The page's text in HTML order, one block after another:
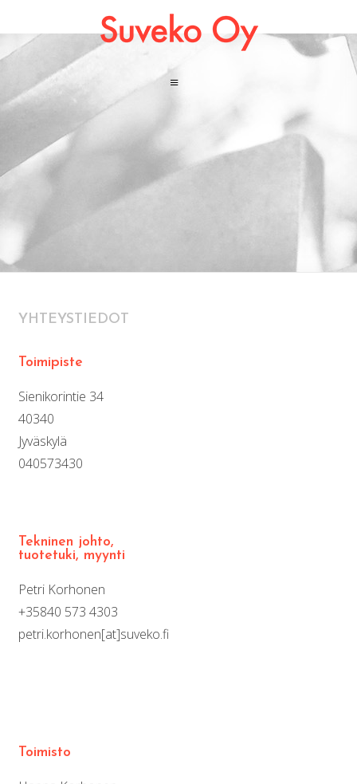
YHTEYSTIEDOT
Toimipiste
Sienikorintie 34
40340
Jyväskylä
040573430
Tekninen johto,
tuotetuki, myynti
Petri Korhonen
+35840 573 4303
petri.korhonen[at]suveko.fi
Toimisto